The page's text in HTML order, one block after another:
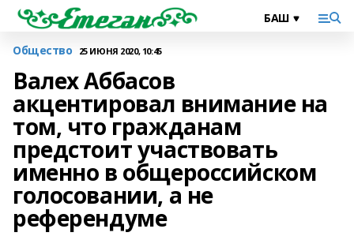
Общество 25 ИЮНЯ 2020, 10:45
Валех Аббасов
акцентировал внимание на
том, что гражданам
предстоит участвовать
именно в общероссийском
голосовании, а не
референдуме